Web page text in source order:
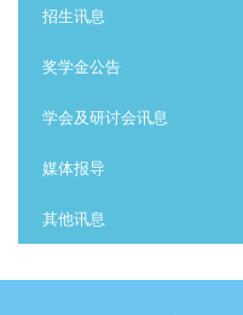
招生讯息
奖学金公告
学会及研讨会讯息
媒体报导
其他讯息